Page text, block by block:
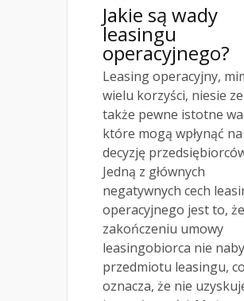
Jakie są wady
leasingu
operacyjnego?
Leasing operacyjny,
wielu korzyści, niesie
także pewne istotne
które mogą wpłynąć na
decyzję
Jedną z głównych
negatywnych cech
operacyjnego jest to,
zakończeniu umowy
leasingobiorca nie
przedmiotu leasingu, co
oznacza, że nie